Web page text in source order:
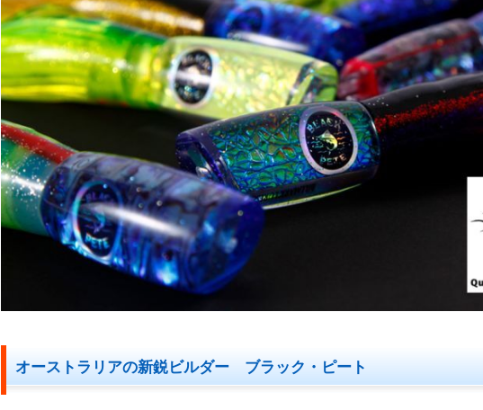
オーストラリアの新鋭ビルダー ブラック・ピート